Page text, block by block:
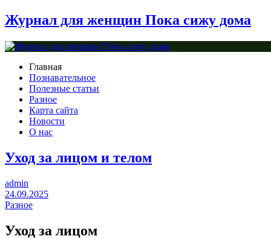
Журнал для женщин Пока сижу дома
Главная
Познавательное
Полезные статьи
Разное
Карта сайта
Новости
О нас
Уход за лицом и телом
admin
24.09.2025
Разное
Уход за лицом